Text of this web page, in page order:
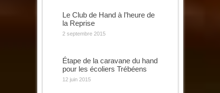
Le Club de Hand à l’heure de
la Reprise
2 septembre 2015
Étape de la caravane du hand
pour les écoliers Trébéens
12 juin 2015